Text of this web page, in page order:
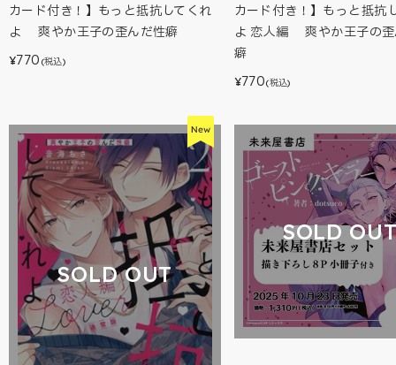
カード付き！】もっと抵抗してくれ
よ 爽やか王子の歪んだ性癖
¥770 (税込)
カード付き！】もっと抵抗
よ 恋人編 爽やか王子の歪
癖
¥770(税込)
SOLD OUT
SOLD